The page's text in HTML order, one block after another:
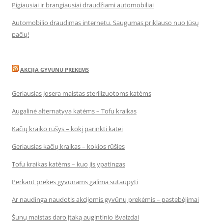
Pigiausiai ir brangiausiai draudžiami automobiliai
Automobilio draudimas internetu. Saugumas priklauso nuo Jūsų
pačių!
AKCIJA GYVUNU PREKEMS
Geriausias Josera maistas sterilizuotoms katėms
Augalinė alternatyva katėms – Tofu kraikas
Kačių kraiko rūšys – kokį parinkti katei
Geriausias kačių kraikas – kokios rūšies
Tofu kraikas katėms – kuo jis ypatingas
Perkant prekes gyvūnams galima sutaupyti
Ar naudinga naudotis akcijomis gyvūnų prekėmis – pastebėjimai
Šunų maistas daro įtaką augintinio išvaizdai